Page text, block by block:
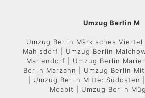
Umzug Berlin M
Umzug Berlin Märkisches Viertel
Mahlsdorf | Umzug Berlin
Mariendorf | Umzug Berlin
Berlin Marzahn | Umzug Berlin
| Umzug Berlin Mitte: Südosten
Moabit | Umzug Berlin